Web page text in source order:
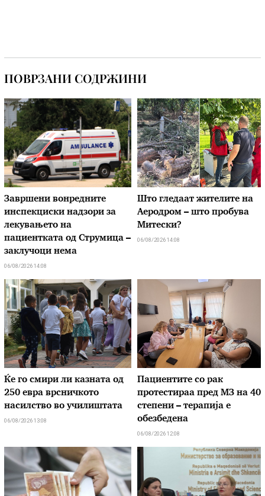
ПОВРЗАНИ СОДРЖИНИ
Завршени вонредните
инспекциски надзори за
лекувањето на
пациентката од Струмица –
заклучоци нема
06/08/2026 14:08
Што гледаат жителите на
Аеродром – што пробува
Митески?
06/08/2026 14:08
Ќе го смири ли казната од
250 евра врсничкото
насилство во училиштата
06/08/2026 13:08
Пациентите со рак
протестираа пред МЗ на 40
степени – терапија е
обезбедена
06/08/2026 12:08